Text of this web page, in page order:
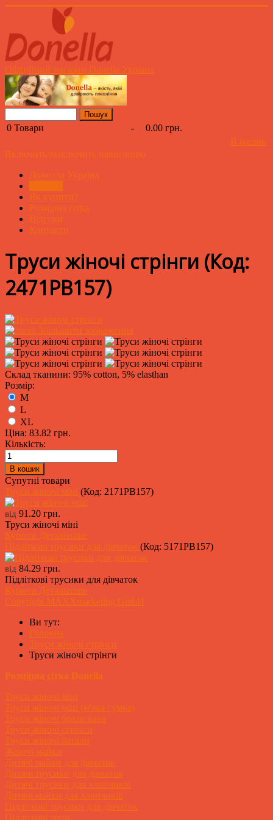
Офіційний магазин Donella Україна
0 Товари -
0.00 грн.
В кошик
Включить/выключить навигацию
Донелла Україна
Як купити?
Розмірна сітка
Відгуки
Контакти
Труси жіночі стрінги (Код:
2471PB157)
Збільшити зображення
Склад тканини: 95% cotton, 5% elasthan
Розмір:
M
L
XL
Ціна: 83.82 грн.
Кількість:
Супутні товари
Труси жіночі міні (Код: 2171PB157)
від 91.20 грн.
Труси жіночі міні
Купити Детальніше
Підліткові трусики для дівчаток (Код: 5171PB157)
від 84.29 грн.
Підліткові трусики для дівчаток
Купити Детальніше
Copyright MAXXmarketing GmbH
Ви тут:
Головна
Труси жіночі стрінги
Труси жіночі стрінги
Розмірна сітка Donella
Труси жіночі міні
Труси жіночі міні (м'яка гумка)
Труси жіночі бразиліана
Труси жіночі стрінги
Труси жіночі батали
Жіночі майки
Дитячі майки для дівчаток
Дитячі трусики для дівчаток
Дитячі трусики для хлопчиків
Дитячі майки для хлопчиків
Підліткові трусики для дівчаток
Підліткові топи